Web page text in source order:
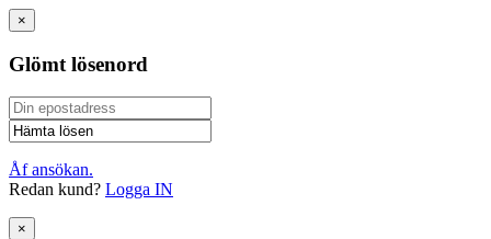
×
Glömt lösenord
Åf ansökan.
Redan kund? Logga IN
×